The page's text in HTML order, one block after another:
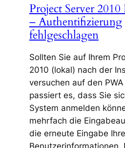
Project Server 2010
– Authentifizierung
fehlgeschlagen
Sollten Sie auf Ihrem
2010 (lokal) nach der
versuchen auf den
passiert es, dass Sie
System anmelden
mehrfach die
die erneute Eingabe
Benutzerinformationen.